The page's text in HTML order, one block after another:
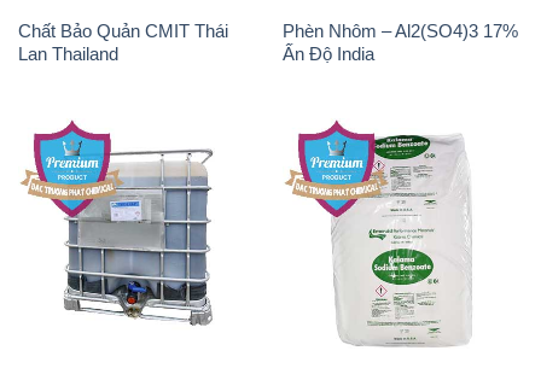
Chất Bảo Quản CMIT Thái
Lan Thailand
Phèn Nhôm – Al2(SO4)3 17%
Ấn Độ India